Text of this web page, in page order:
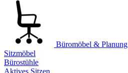
Büromöbel & Planung
Sitzmöbel
Bürostühle